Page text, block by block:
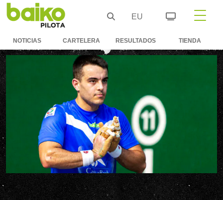
EU
NOTICIAS CARTELERA RESULTADOS TIENDA